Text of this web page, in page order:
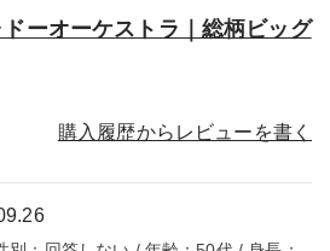
ーオーケストラ｜総柄ビッグ
購入履歴からレビューを書く